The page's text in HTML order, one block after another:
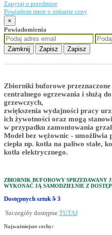
Zapytaj o przedmiot
Powiadom mnie o zmianie ceny
×
Powiadomienia
Zamknij Zapisz Zapisz
Zbiorniki buforowe
centralnego ogrzewania i służą
grzewczych,
zwiększenia wydajności pracy
ich żywotności oraz mogą
w przypadku zamontowania
Model bez wężownic - umożliwia
ciepła np. kotła na paliwo stałe,
kotła elektrycznego.
ZBIORNIK BUFOROWY SPRZEDAWANY
WYKONAĆ JĄ SAMODZIELNIE Z
Dostępnych sztuk5 3
Szczegóły dostępne TUTAJ
Najważniejsze cechy: